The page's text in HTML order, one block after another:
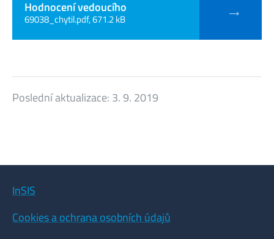
Hodnocení vedoucího
69038_chytil.pdf, 671.2 kB
Poslední aktualizace: 3. 9. 2019
InSIS
Cookies a ochrana osobních údajů